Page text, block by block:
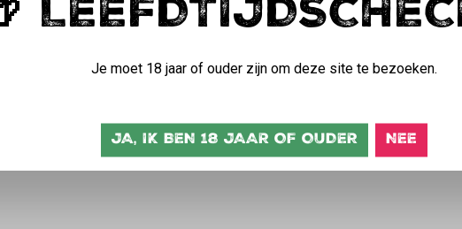
3.86 / 5
+
3.76
Je moet 18 jaar of ouder zijn om deze site te bezoeken.
JA, IK BEN 18 JAAR OF OUDER NEE